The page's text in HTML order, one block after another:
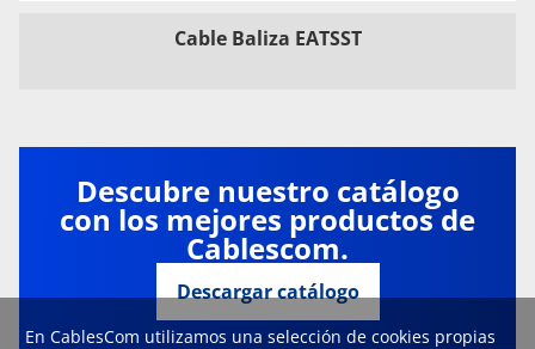
En CablesCom utilizamos una selección de cookies propias
Cable Baliza EATSST
Descubre nuestro catálogo
con los mejores productos de
Cablescom.
Descargar catálogo